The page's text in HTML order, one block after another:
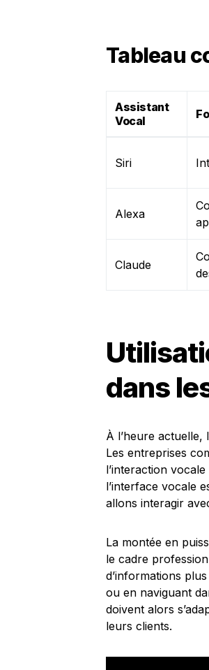
Tableau
Assistant
Vocal
Siri
Alexa
Claude
dans
À l’heure
Les entreprises
l’interaction
l’interface vocale
allons interagir
La montée en
le cadre
d’informations
ou en naviguant
doivent alors
leurs clients.